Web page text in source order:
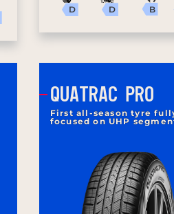
D D B
QUATRAC PRO
First all-season tyre
focused on UHP